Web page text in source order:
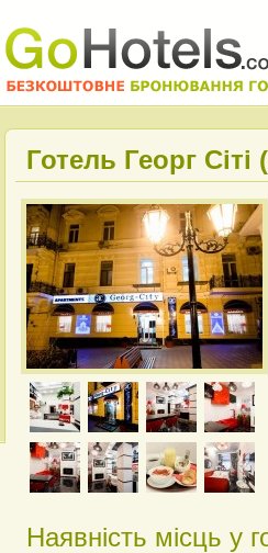
Готель Георг
Наявність місць у